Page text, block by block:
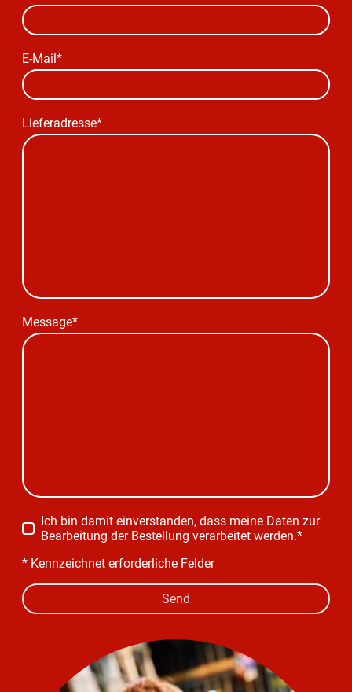
E-Mail*
Lieferadresse*
Message*
Ich bin damit einverstanden, dass meine Daten zur
Bearbeitung der Bestellung verarbeitet werden.*
* Kennzeichnet erforderliche Felder
Send